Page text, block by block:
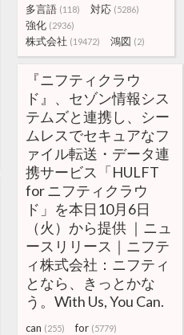
多言語 (118) 対応 (5286)
強化 (2936)
株式会社 (19472) 鴻図 (2)
『ニフティクラウ
ド』、セゾン情報シス
テムズと連携し、シー
ムレスでセキュアなフ
ァイル転送・データ連
携サービス「HULFT
for ニフティクラウ
ド」を本日10月6日
（火）から提供 ｜ニュ
ースリリース｜ニフテ
ィ株式会社：ニフティ
となら、きっとかな
う。With Us, You Can.
can (255) for (5779)